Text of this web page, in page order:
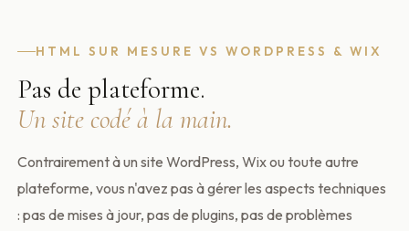
HTML SUR MESURE VS WORDPRESS & WIX
Pas de plateforme.
Un site codé à la main.
Contrairement à un site WordPress, Wix ou toute autre
plateforme, vous n'avez pas à gérer les aspects techniques
: pas de mises à jour, pas de plugins, pas de problèmes